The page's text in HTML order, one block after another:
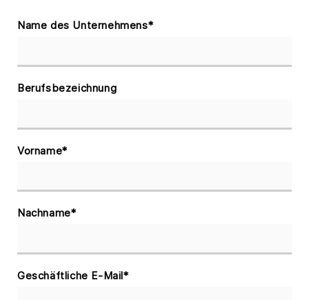
Name des Unternehmens*
Berufsbezeichnung
Vorname*
Nachname*
Geschäftliche E-Mail*